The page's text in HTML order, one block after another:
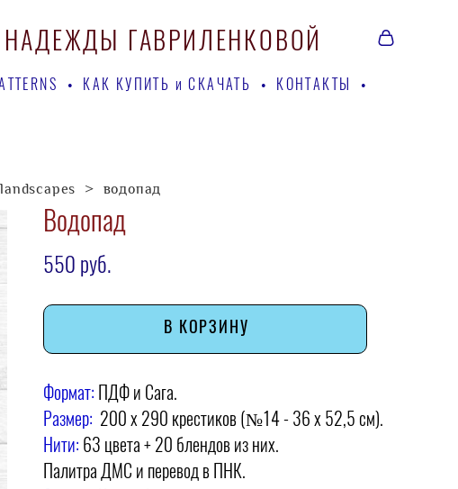
ГАВРИЛЕНКОВОЙ
• КАК КУПИТЬ и СКАЧАТЬ • КОНТАКТЫ
•
ГАВРИЛЕНКОВОЙ
• КАК КУПИТЬ и СКАЧАТЬ • КОНТАКТЫ
•
> водопад
Водопад
550 pуб.
В КОРЗИНУ
Формат:
ПДФ и Сага.
Размер: 200 х 290 крестиков (№14 - 36 х 52,5 см).
Нити: 63 цвета + 20 блендов из них.
Палитра ДМС и перевод в ПНК.